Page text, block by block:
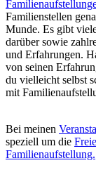
Familienstellen
Munde. Es gibt
darüber sowie
und Erfahrungen.
von seinen
du vielleicht selbst
mit
Bei meinen
speziell um die
Familienaufstellung.